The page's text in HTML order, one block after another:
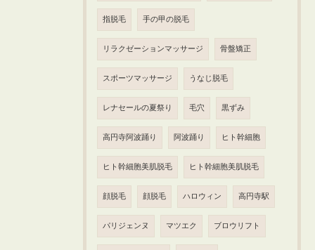
指脱毛 手の甲の脱毛
リラクゼーションマッサージ 骨盤矯正
スポーツマッサージ うなじ脱毛
レナセールの夏祭り 毛穴 黒ずみ
高円寺阿波踊り 阿波踊り ヒト幹細胞
ヒト幹細胞美肌脱毛 ヒト幹細胞美肌脱毛
顔脱毛 顔脱毛 ハロウィン 高円寺駅
パリジェンヌ マツエク ブロウリフト